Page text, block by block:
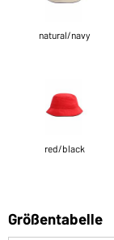
natural/navy
red/black
Größentabelle